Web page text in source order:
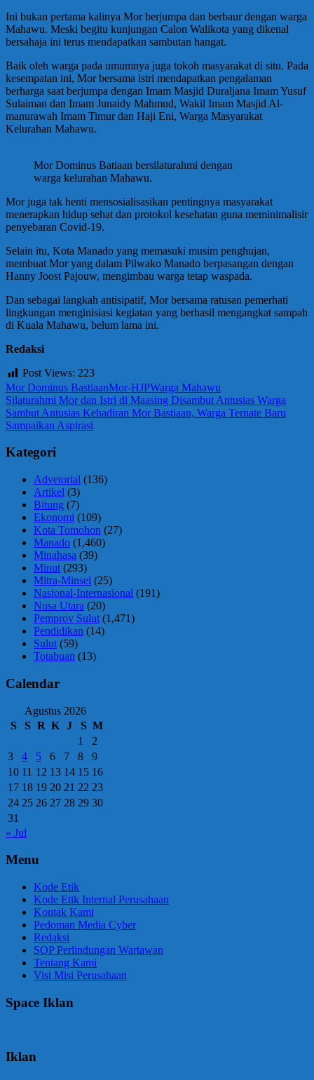
Ini bukan pertama kalinya Mor berjumpa dan berbaur dengan warga
Mahawu. Meski begitu kunjungan Calon Walikota yang dikenal
bersahaja ini terus mendapatkan sambutan hangat.
Baik oleh warga pada umumnya juga tokoh masyarakat di situ. Pada
kesempatan ini, Mor bersama istri mendapatkan pengalaman
berharga saat berjumpa dengan Imam Masjid Duraljana Imam Yusuf
Sulaiman dan Imam Junaidy Mahmud, Wakil Imam Masjid Al-
manurawah Imam Timur dan Haji Eni, Warga Masyarakat
Kelurahan Mahawu.
Mor Dominus Batiaan bersilaturahmi dengan
warga kelurahan Mahawu.
Mor juga tak henti mensosialisasikan pentingnya masyarakat
menerapkan hidup sehat dan protokol kesehatan guna meminimalisir
penyebaran Covid-19.
Selain itu, Kota Manado yang memasuki musim penghujan,
membuat Mor yang dalam Pilwako Manado berpasangan dengan
Hanny Joost Pajouw, mengimbau warga tetap waspada.
Dan sebagai langkah antisipatif, Mor bersama ratusan pemerhati
lingkungan menginisiasi kegiatan yang berhasil mengangkat sampah
di Kuala Mahawu, belum lama ini.
Redaksi
Post Views: 223
Mor Dominus BastiaanMor-HJPWarga Mahawu
Navigasi
pos
Previous
Post:
Silaturahmi Mor dan Istri di Maasing Disambut Antusias Warga
Next
Post:
Sambut Antusias Kehadiran Mor Bastiaan, Warga Ternate Baru
Sampaikan Aspirasi
Kategori
Advetorial (136)
Artikel (3)
Bitung (7)
Ekonomi (109)
Kota Tomohon (27)
Manado (1,460)
Minahasa (39)
Minut (293)
Mitra-Minsel (25)
Nasional-Internasional (191)
Nusa Utara (20)
Pemprov Sulut (1,471)
Pendidikan (14)
Sulut (59)
Totabuan (13)
Calendar
Agustus 2026
S
S R K J S M
1
2
3
4 5 6 7 8
9
10 11 12 13 14 15 16
17 18 19 20 21 22 23
24 25 26 27 28 29 30
31
« Jul
Menu
Kode Etik
Kode Etik Internal Perusahaan
Kontak Kami
Pedoman Media Cyber
Redaksi
SOP Perlindungan Wartawan
Tentang Kami
Visi Misi Perusahaan
Space Iklan
Iklan